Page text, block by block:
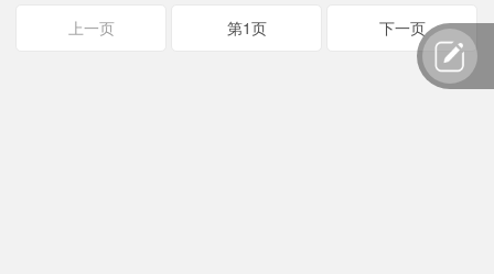
上一页 第1页 下一页